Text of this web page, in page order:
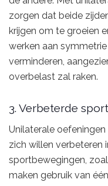
zorgen dat beide
krijgen om te groeien
werken aan
verminderen,
overbelast zal raken.
3. Verbeterde
Unilaterale
zich willen verbeteren
sportbewegingen,
maken gebruik van